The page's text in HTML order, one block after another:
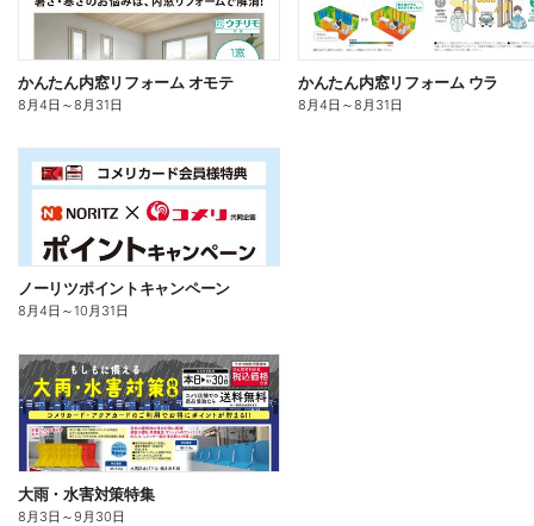
かんたん内窓リフォーム オモテ
8月4日 ～8月31日
かんたん内窓リフォーム ウラ
8月4日 ～8月31日
ノーリツポイントキャンペーン
8月4日 ～10月31日
大雨・水害対策特集
8月3日 ～9月30日